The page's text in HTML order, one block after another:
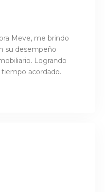
Meve, me brindo
su desempeño
Logrando
acordado.